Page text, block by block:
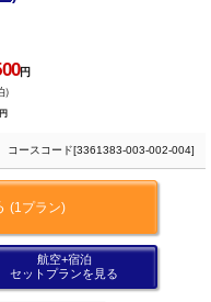
円
円
コースコード[3361383-003-002-004]
(1プラン)
航空+宿泊
セットプランを見る